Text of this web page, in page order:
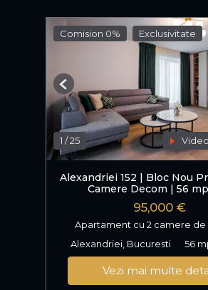
Comision 0% Exclusivitate
1 /25 Video
Previous
Alexandriei 152 | Bloc Nou
Camere Decom | 56
95,000 €
Apartament cu 2 camere de
Alexandriei, Bucuresti
56
Vezi mai multe